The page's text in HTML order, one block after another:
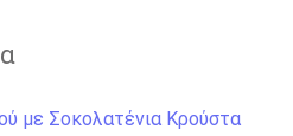
με Σοκολατένια Κρούστα